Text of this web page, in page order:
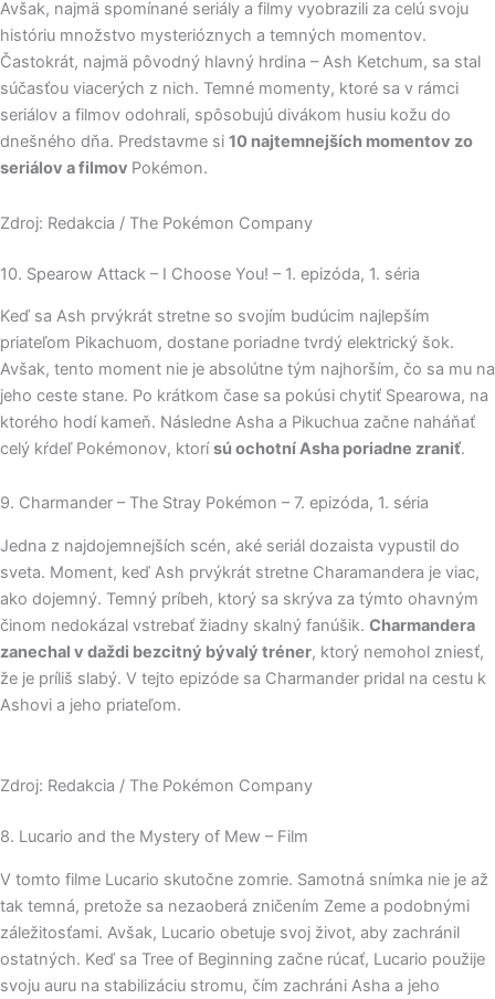
Avšak, najmä spomínané seriály a filmy vyobrazili za celú svoju
históriu množstvo mysterióznych a temných momentov.
Častokrát, najmä pôvodný hlavný hrdina – Ash Ketchum, sa stal
súčasťou viacerých z nich. Temné momenty, ktoré sa v rámci
seriálov a filmov odohrali, spôsobujú divákom husiu kožu do
dnešného dňa. Predstavme si 10 najtemnejších momentov zo
seriálov a filmov Pokémon.
Zdroj: Redakcia / The Pokémon Company
10. Spearow Attack – I Choose You! – 1. epizóda, 1. séria
Keď sa Ash prvýkrát stretne so svojím budúcim najlepším
priateľom Pikachuom, dostane poriadne tvrdý elektrický šok.
Avšak, tento moment nie je absolútne tým najhorším, čo sa mu na
jeho ceste stane. Po krátkom čase sa pokúsi chytiť Spearowa, na
ktorého hodí kameň. Následne Asha a Pikuchua začne naháňať
celý kŕdeľ Pokémonov, ktorísú ochotní Asha poriadne zraniť.
9. Charmander – The Stray Pokémon – 7. epizóda, 1. séria
Jedna z najdojemnejších scén, aké seriál dozaista vypustil do
sveta. Moment, keď Ash prvýkrát stretne Charamandera je viac,
ako dojemný. Temný príbeh, ktorý sa skrýva za týmto ohavným
činom nedokázal vstrebať žiadny skalný fanúšik. Charmandera
zanechal v daždi bezcitný bývalý tréner, ktorý nemohol zniesť,
že je príliš slabý. V tejto epizóde sa Charmander pridal na cestu k
Ashovi a jeho priateľom.
Zdroj: Redakcia / The Pokémon Company
8. Lucario and the Mystery of Mew – Film
V tomto filme Lucario skutočne zomrie. Samotná snímka nie je až
tak temná, pretože sa nezaoberá zničením Zeme a podobnými
záležitosťami. Avšak, Lucario obetuje svoj život, aby zachránil
ostatných. Keď sa Tree of Beginning začne rúcať, Lucario použije
svoju auru na stabilizáciu stromu, čím zachráni Asha a jeho